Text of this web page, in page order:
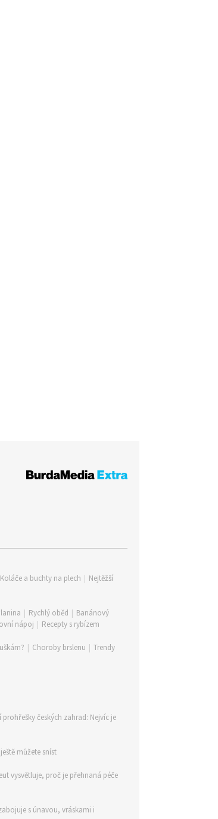
Koláče a buchty na plech | Nejtěžší
| Rychlý oběd | Banánový
nápoj | Recepty s rybízem
| Choroby brslenu | Trendy
českých zahrad: Nejvíc je
můžete sníst
vysvětluje, proč je přehnaná péče
s únavou, vráskami i